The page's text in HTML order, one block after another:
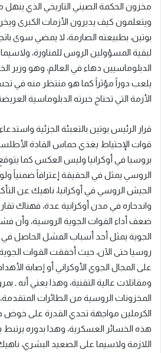
مخزون الحكمة الصيني التاريخي الذي ينهل
ويتعلمون كيف يديرون الأزمات الكبرى
بوتين، بطبيعته الصارمة، لا يمضي سوى
لبقية المسؤولين الروس للمناورة، ولاسيما
الدبلوماسيين دهاء في العالم، وهو وزير
يلعب دوراً مؤثراً كما هو منتظر منه في
الأزمة التي تحتاج خبرته الدبلوماسية
قرار الرئيس بوتين بالتعبئة الجزئية
قوات الإحتياط يغذي حماس القادة
بروسيا في أوكرانيا وليس العكس كما
الروسي يمثل في الحقيقة إعترافاً ضمنياً
الجيش الروسي في أوكرانيا، ناهيك عن
واندحاره في مدن أوكرانية عدة، فهناك
ضعف أداء القوات الجوية الروسية، وأن
الجوية يمثل أحد أسباب الفشل الحاصل
روسيا حتى الآن، حيث أخفقت القوات
على المجال الجوي الأوكراني أو إصابة
ومقاتلات عالية التقنية، وهذا يعني أنه ـ
المخزونات الروسية من الطائرات المتقدمة،
الكرملين مواجهة تحدي القدرة على
هذه الخسائر العسكرية، وهذا بدوره يرتبط
اللازمة ولاسيما على الصعيد البشري،